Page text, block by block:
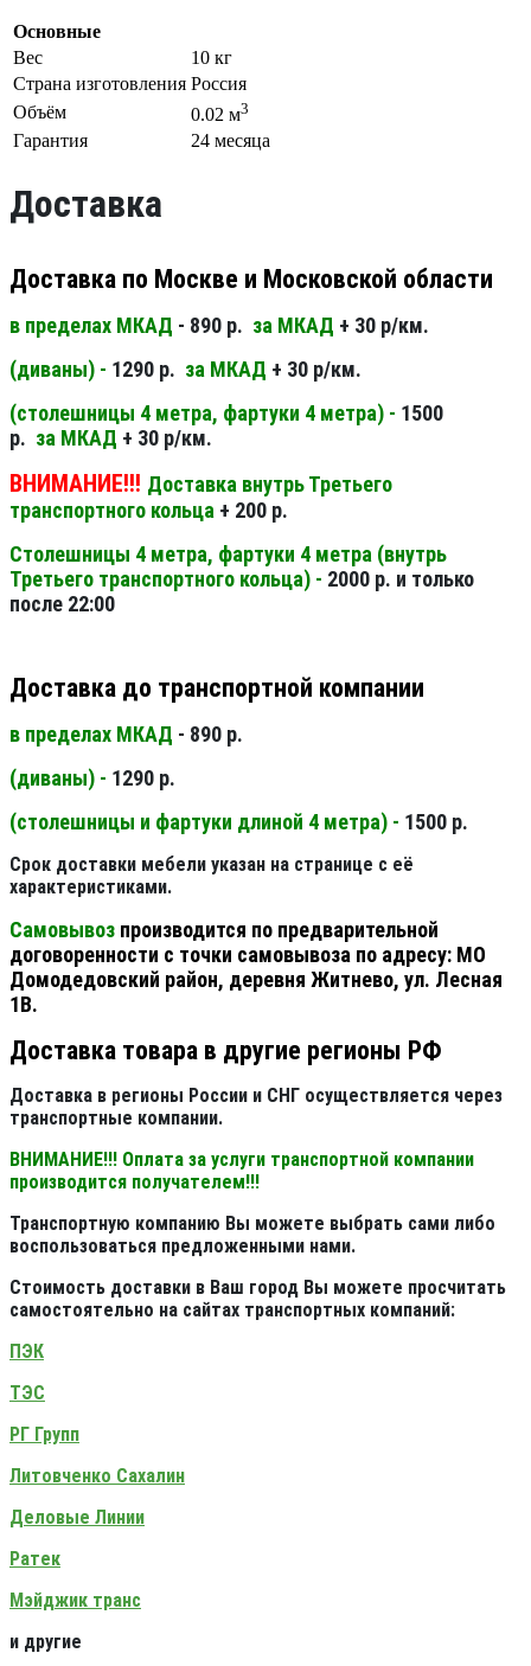
Основные
Вес
10 кг
Страна изготовления Россия
Объём
0.02 м3
Гарантия 24 месяца
Доставка
Доставка по Москве и Московской области
в пределах МКАД - 890 р. за МКАД + 30 р/км.
(диваны) - 1290 р. за МКАД + 30 р/км.
(столешницы 4 метра, фартуки 4 метра) - 1500
р. за МКАД + 30 р/км.
ВНИМАНИЕ!!! Доставка внутрь Третьего
транспортного кольца + 200 р.
Столешницы 4 метра, фартуки 4 метра (внутрь
Третьего транспортного кольца) - 2000 р. и только
после 22:00
Доставка до транспортной компании
в пределах МКАД - 890 р.
(диваны) - 1290 р.
(столешницы и фартуки длиной 4 метра) - 1500 р.
Срок доставки мебели указан на странице с её
характеристиками.
Самовывоз производится по предварительной
договоренности с точки самовывоза по адресу: МО
Домодедовский район, деревня Житнево, ул. Лесная
1В.
Доставка товара в другие регионы РФ
Доставка в регионы России и СНГ осуществляется через
транспортные компании.
ВНИМАНИЕ!!! Оплата за услуги транспортной компании
производится получателем!!!
Транспортную компанию Вы можете выбрать сами либо
воспользоваться предложенными нами.
Стоимость доставки в Ваш город Вы можете просчитать
самостоятельно на сайтах транспортных компаний:
ПЭК
ТЭС
РГ Групп
Литовченко Сахалин
Деловые Линии
Ратек
Мэйджик транс
и другие